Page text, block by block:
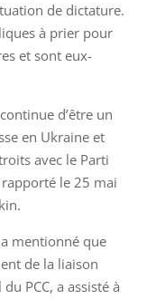
de dictature.
à prier pour
et sont eux-
d’être un
en Ukraine et
avec le Parti
le 25 mai
mentionné que
de la liaison
PCC, a assisté à